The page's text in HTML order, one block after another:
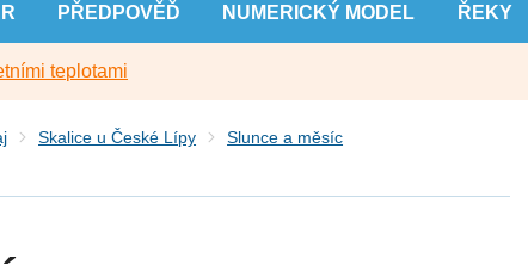
PŘEDPOVĚĎ NUMERICKÝ MODEL ŘEKY
teplotami
Skalice u České Lípy
Slunce a měsíc